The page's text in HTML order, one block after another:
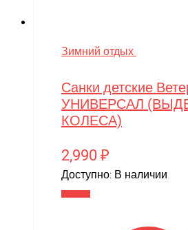
Зимний отдых
Санки детские
УНИВЕРСАЛ
КОЛЕСА)
2,990 ₽
Доступно: В наличии